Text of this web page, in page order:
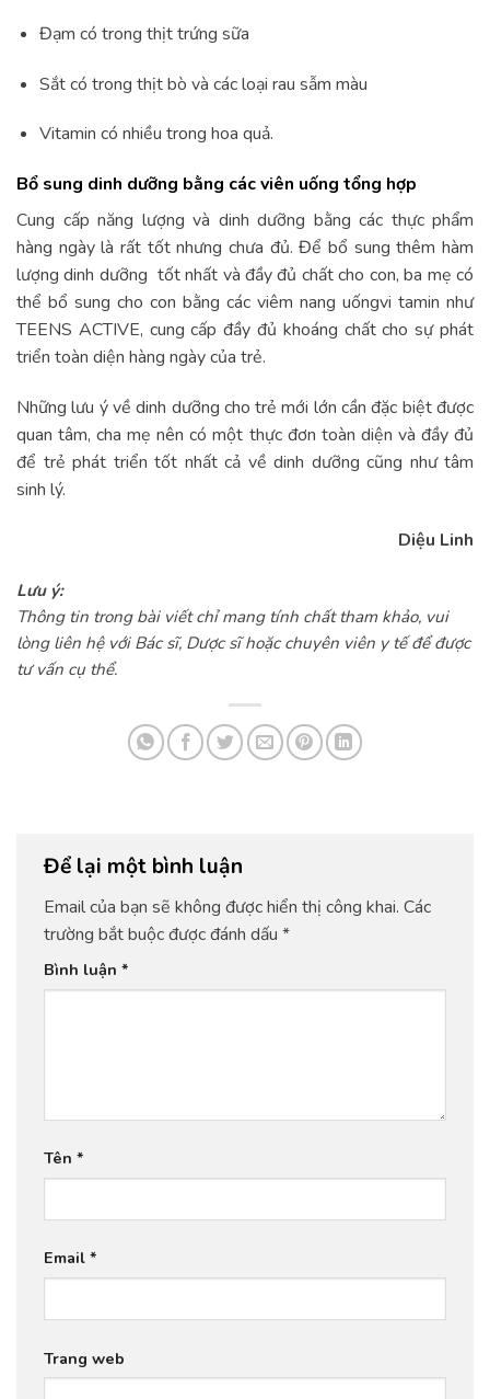
Đạm có trong thịt trứng sữa
Sắt có trong thịt bò và các loại rau sẫm màu
Vitamin có nhiều trong hoa quả.
Bổ sung dinh dưỡng bằng các viên uống tổng hợp
Cung cấp năng lượng và dinh dưỡng bằng các thực phẩm
hàng ngày là rất tốt nhưng chưa đủ. Để bổ sung thêm hàm
lượng dinh dưỡng tốt nhất và đầy đủ chất cho con, ba mẹ có
thể bổ sung cho con bằng các viêm nang uốngvi tamin như
TEENS ACTIVE, cung cấp đầy đủ khoáng chất cho sự phát
triển toàn diện hàng ngày của trẻ.
Những lưu ý về dinh dưỡng cho trẻ mới lớn cần đặc biệt được
quan tâm, cha mẹ nên có một thực đơn toàn diện và đầy đủ
để trẻ phát triển tốt nhất cả về dinh dưỡng cũng như tâm
sinh lý.
Diệu Linh
Lưu ý:
Thông tin trong bài viết chỉ mang tính chất tham khảo, vui
lòng liên hệ với Bác sĩ, Dược sĩ hoặc chuyên viên y tế để được
tư vấn cụ thể.
Để lại một bình luận
Email của bạn sẽ không được hiển thị công khai. Các
trường bắt buộc được đánh dấu *
Bình luận *
Tên *
Email *
Trang web